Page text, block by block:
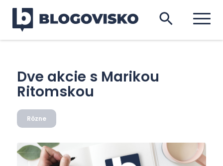
Dve akcie s Marikou
Ritomskou
Rôzne